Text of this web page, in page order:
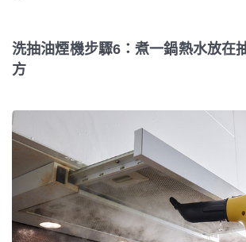
洗抽油煙機步驟6：煮一鍋熱水放在
方